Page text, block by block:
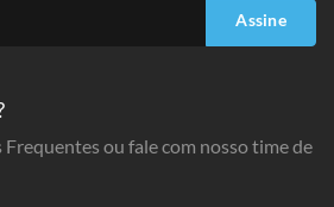
Assine
Frequentes ou fale com nosso time de